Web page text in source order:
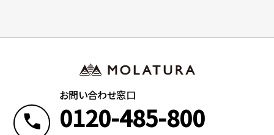
お問い合わせ窓口
0120-485-800